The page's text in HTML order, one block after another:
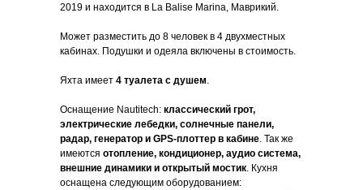
2019 и находится в La Balise Marina, Маврикий.
Может разместить до 8 человек в 4 двухместных
кабинах. Подушки и одеяла включены в стоимость.
Яхта имеет 4 туалета с душем.
Оснащение Nautitech: классический грот,
электрические лебедки, солнечные панели,
радар, генератор и GPS-плоттер в кабине. Так же
имеются отопление, кондиционер, аудио система,
внешние динамики и открытый мостик. Кухня
оснащена следующим оборудованием: